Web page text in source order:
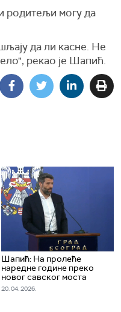
родитељи могу да
да ли касне. Не
рекао је Шапић.
Шапић: На пролеће
наредне године преко
новог савског моста
20. 04. 2026.